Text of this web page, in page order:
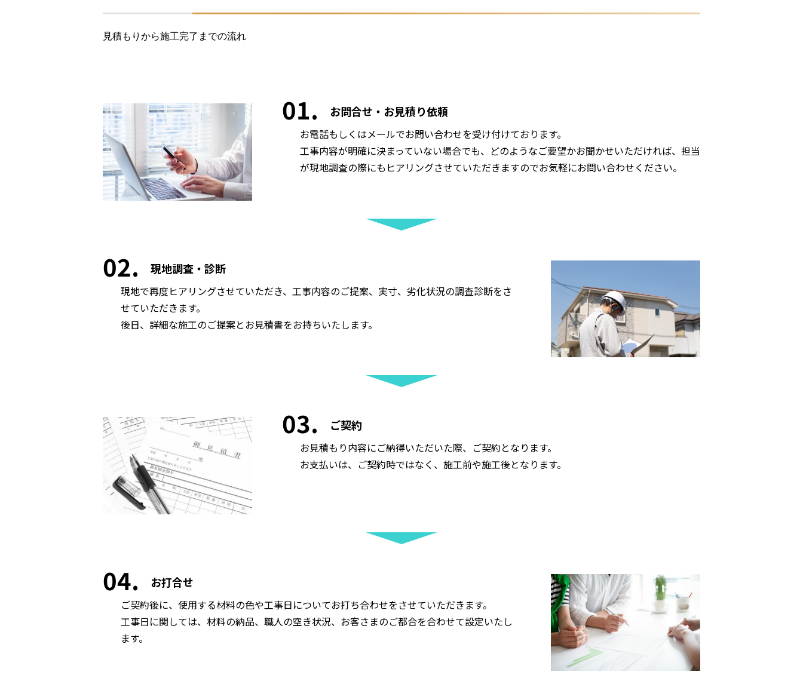
見積もりから施工完了までの流れ
01 お問合せ・お見積り依頼
お電話もしくはメールでお問い合わせを受け付けております。
工事内容が明確に決まっていない場合でも、どのようなご要望かお聞かせいただければ、担当
が現地調査の際にもヒアリングさせていただきますのでお気軽にお問い合わせください。
02 現地調査・診断
現地で再度ヒアリングさせていただき、工事内容のご提案、実寸、劣化状況の調査診断をさ
せていただきます。
後日、詳細な施工のご提案とお見積書をお持ちいたします。
03 ご契約
お見積もり内容にご納得いただいた際、ご契約となります。
お支払いは、ご契約時ではなく、施工前や施工後となります。
04 お打合せ
ご契約後に、使用する材料の色や工事日についてお打ち合わせをさせていただきます。
工事日に関しては、材料の納品、職人の空き状況、お客さまのご都合を合わせて設定いたし
ます。